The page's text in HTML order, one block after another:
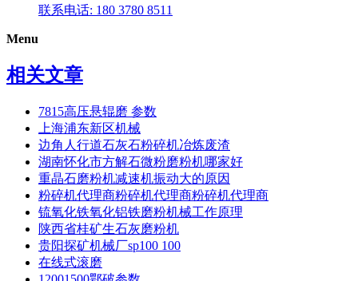
联系电话: 180 3780 8511
Menu
相关文章
7815高压悬辊磨 参数
上海浦东新区机械
边角人行道石灰石粉碎机冶炼废渣
湖南怀化市方解石微粉磨粉机哪家好
重晶石磨粉机减速机振动大的原因
粉碎机代理商粉碎机代理商粉碎机代理商
锍氧化铁氧化铝铁磨粉机械工作原理
陕西省桂矿生石灰磨粉机
贵阳探矿机械厂sp100 100
在线式滚磨